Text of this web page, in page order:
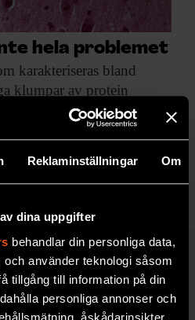
Reklaminställningar Om
dina uppgifter
behandlar din personliga data,
använder teknologi såsom
tillgång till information på din
personliga annonser och
åskådarinsikter
hela problemet
karakteriseras bland
klumpar av protein
så kallade plack. De byggs
bara 40–42 aminosyror